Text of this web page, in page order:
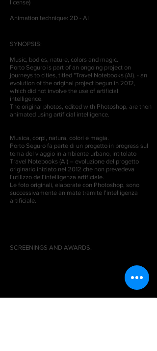
license)
Animation technique: 2D - AI
SYNOPSIS:
​Music, bodies, nature, colors and magic.
Porto Seguro is part of an ongoing project on
journeys to cities, titled "Travel Notebooks (AI). - an
evolution of the original project begun in 2012,
which did not involve the use of artificial
intelligence.
The original photos, edited with Photoshop, are then
animated using artificial intelligence.
Musica, corpi, natura, colori e magia.
Porto Seguro fa parte di un progetto in progress sul
tema del viaggio in ambiente urbano, intitolato
Travel Notebooks (AI) – evoluzione del progetto
originario iniziato nel 2012 che non prevedeva
l'utilizzo dell'intelligenza artificiale.
Le foto originali, elaborate con Photoshop, sono
successivamente animate tramite l'intelligenza
artificiale.
SCREENINGS AND AWARDS: